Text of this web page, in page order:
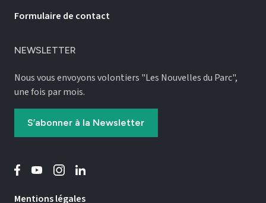
Formulaire de contact
NEWSLETTER
Nous vous envoyons volontiers "Les Nouvelles du Parc",
une fois par mois.
S’abonner à la Newsletter
Mentions légales